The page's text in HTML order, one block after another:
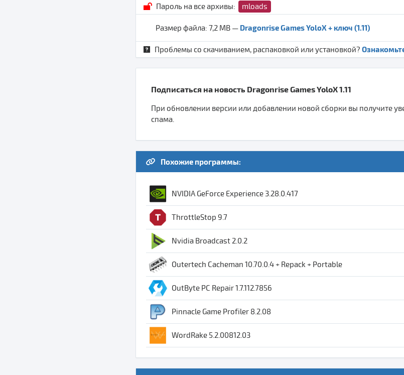
Пароль на все архивы:
mloads
Размер файла: 7,2 MB — Dragonrise Games YoloX + ключ (1.11)
Проблемы со скачиванием, распаковкой или установкой?
Подписаться на новость Dragonrise Games YoloX 1.11
При обновлении версии или добавлении новой сборки вы получите
спама.
Похожие программы:
NVIDIA GeForce Experience 3.28.0.417
ThrottleStop 9.7
Nvidia Broadcast 2.0.2
Outertech Cacheman 10.70.0.4 + Repack + Portable
OutByte PC Repair 1.7.112.7856
Pinnacle Game Profiler 8.2.08
WordRake 5.2.00812.03